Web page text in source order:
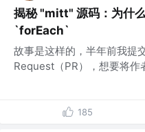
揭秘 "mitt" 源码：为什
`forEach`
故事是这样的，半年前我提
Request（PR），想要将作
185